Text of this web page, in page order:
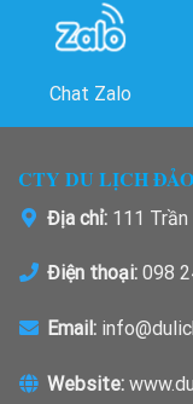
Chat Zalo
CTY DU LỊCH
Địa chỉ: 111 Trần
Điện thoại: 098
Email:
Website: